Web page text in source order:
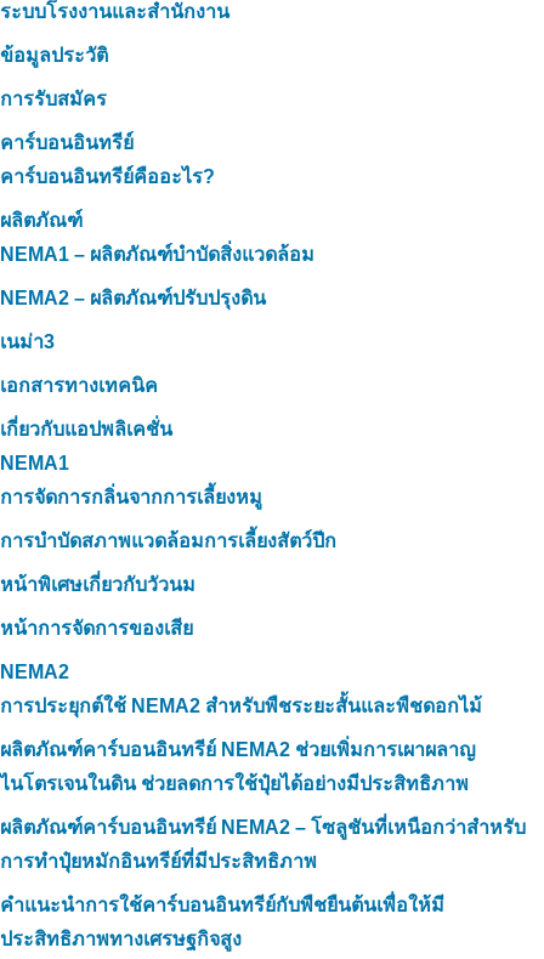
แนวทางการพัฒนาคุณภาพปุ๋ยอินทรีย์ของ
ระบบโรงงานและสำนักงาน
ข้อมูลประวัติ
การรับสมัคร
คาร์บอนอินทรีย์
คาร์บอนอินทรีย์คืออะไร?
ผลิตภัณฑ์
NEMA1 – ผลิตภัณฑ์บำบัดสิ่งแวดล้อม
NEMA2 – ผลิตภัณฑ์ปรับปรุงดิน
เนม่า3
เอกสารทางเทคนิค
เกี่ยวกับแอปพลิเคชั่น
NEMA1
การจัดการกลิ่นจากการเลี้ยงหมู
การบำบัดสภาพแวดล้อมการเลี้ยงสัตว์ปีก
หน้าพิเศษเกี่ยวกับวัวนม
หน้าการจัดการของเสีย
NEMA2
การประยุกต์ใช้ NEMA2 สำหรับพืชระยะสั้นและพืชดอกไม้
ผลิตภัณฑ์คาร์บอนอินทรีย์ NEMA2 ช่วยเพิ่มการเผาผลาญ
ไนโตรเจนในดิน ช่วยลดการใช้ปุ๋ยได้อย่างมีประสิทธิภาพ
ผลิตภัณฑ์คาร์บอนอินทรีย์ NEMA2 – โซลูชันที่เหนือกว่าสำหรับ
การทำปุ๋ยหมักอินทรีย์ที่มีประสิทธิภาพ
คำแนะนำการใช้คาร์บอนอินทรีย์กับพืชยืนต้นเพื่อให้มี
ประสิทธิภาพทางเศรษฐกิจสูง